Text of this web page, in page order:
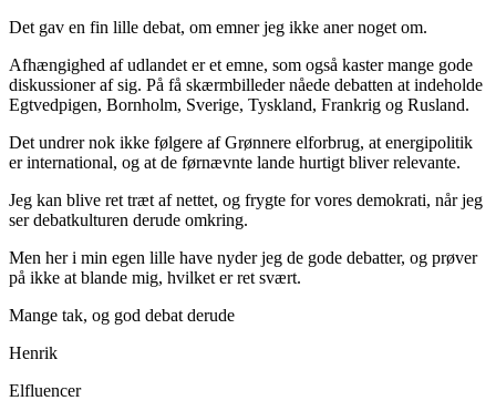
Det gav en fin lille debat, om emner jeg ikke aner noget om.
Afhængighed af udlandet er et emne, som også kaster mange gode
diskussioner af sig. På få skærmbilleder nåede debatten at indeholde
Egtvedpigen, Bornholm, Sverige, Tyskland, Frankrig og Rusland.
Det undrer nok ikke følgere af Grønnere elforbrug, at energipolitik
er international, og at de førnævnte lande hurtigt bliver relevante.
Jeg kan blive ret træt af nettet, og frygte for vores demokrati, når jeg
ser debatkulturen derude omkring.
Men her i min egen lille have nyder jeg de gode debatter, og prøver
på ikke at blande mig, hvilket er ret svært.
Mange tak, og god debat derude
Henrik
Elfluencer